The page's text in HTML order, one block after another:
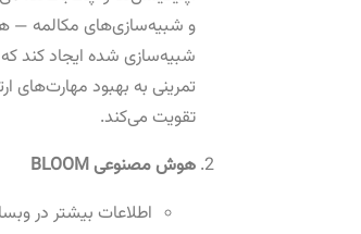
شبیه‌سازی شده ایجاد کند که
تمرینی به بهبود
تقویت می‌کند.
هوش مصنوعی BLOOM
اطلاعات بیشتر در